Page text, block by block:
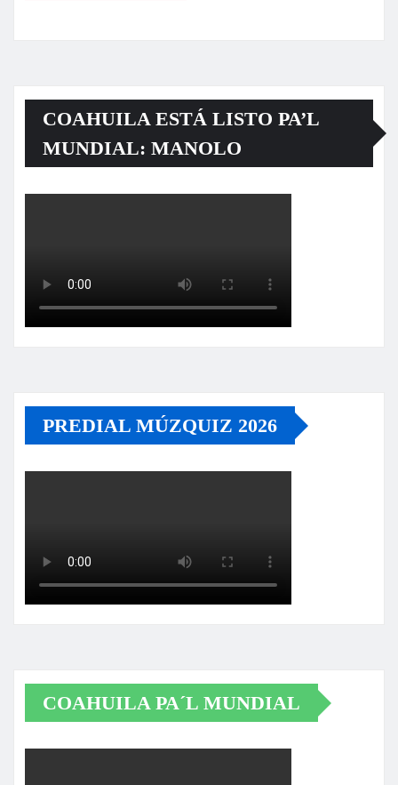
COAHUILA ESTÁ LISTO PA’L
MUNDIAL: MANOLO
PREDIAL MÚZQUIZ 2026
COAHUILA PA´L MUNDIAL